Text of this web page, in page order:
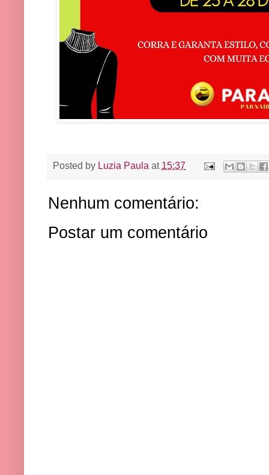
Posted by Luzia Paula at 15:37
Nenhum comentário:
Postar um comentário